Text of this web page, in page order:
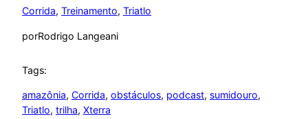
Corrida, Treinamento, Triatlo
porRodrigo Langeani
Tags:
amazônia, Corrida, obstáculos, podcast, sumidouro
Triatlo, trilha, Xterra